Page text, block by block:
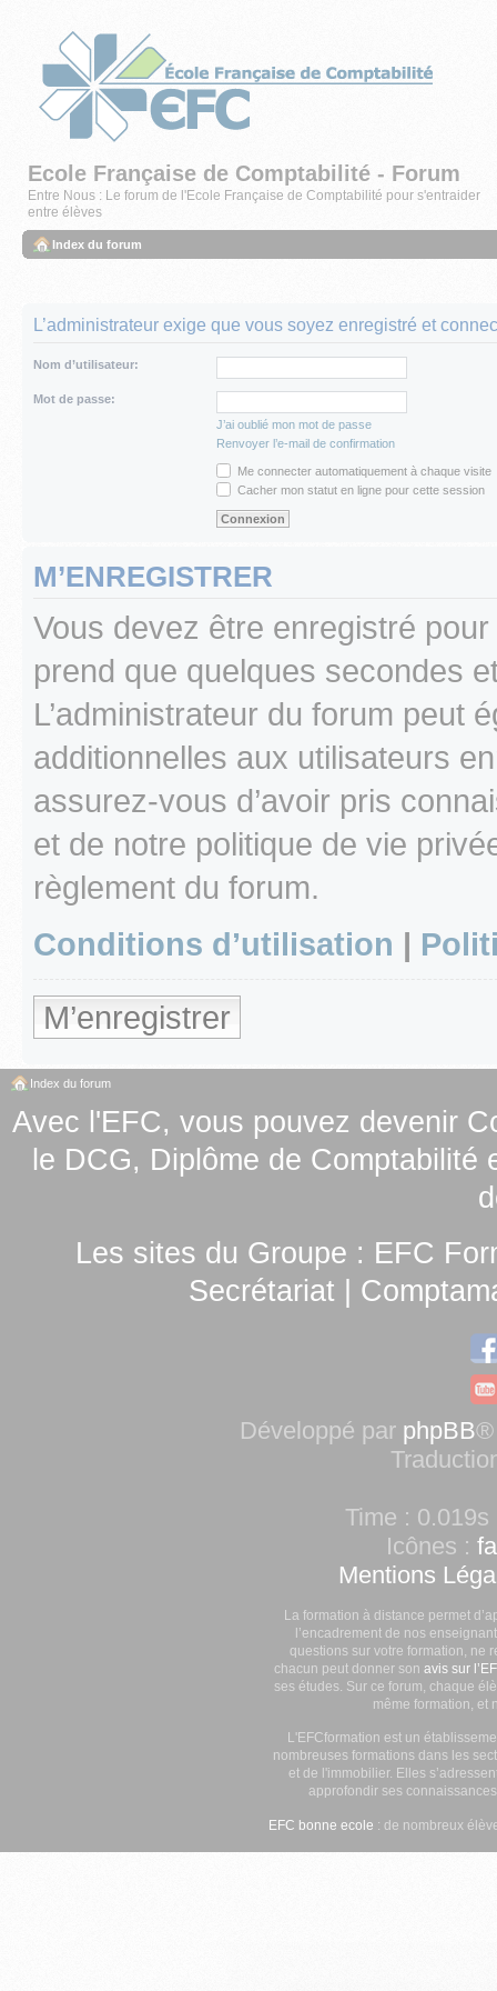
Ecole Française de Comptabilité - Forum
Entre Nous : Le forum de l'Ecole Française de Comptabilité pour s'entraider
entre élèves
Index du forum
L’administrateur exige que vous soyez enregistré et
Nom d’utilisateur:
Mot de passe:
J’ai oublié mon mot de passe
Renvoyer l’e-mail de confirmation
Me connecter automatiquement à chaque visite
Cacher mon statut en ligne pour cette session
M’ENREGISTRER
Vous devez être enregistré
prend que quelques secondes
L’administrateur du forum peut
additionnelles aux utilisateurs
assurez-vous d’avoir pris
et de notre politique de vie
règlement du forum.
Conditions d’utilisation |
M’enregistrer
Index du forum
Avec l'EFC, vous pouvez devenir
le DCG, Diplôme de Comptabilité
Les sites du Groupe : EFC
Secrétariat
Développé par phpBB®
Time :
Icônes :
Mentions
La formation à distance permet
l’encadrement de nos
questions sur votre formation, ne
chacun peut donner son avis sur
ses études. Sur ce forum, chaque
même formation, et
L'EFCformation est un
nombreuses formations dans les
et de l'immobilier. Elles
approfondir ses
EFC bonne ecole : de nombreux